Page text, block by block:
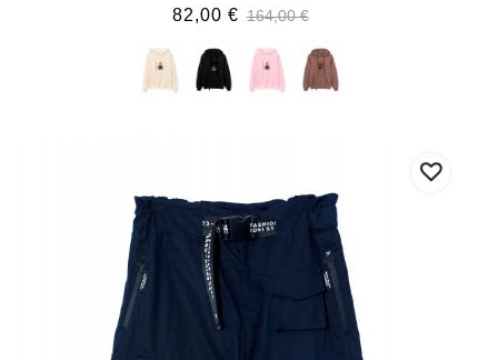
82,00 € 164,00 €